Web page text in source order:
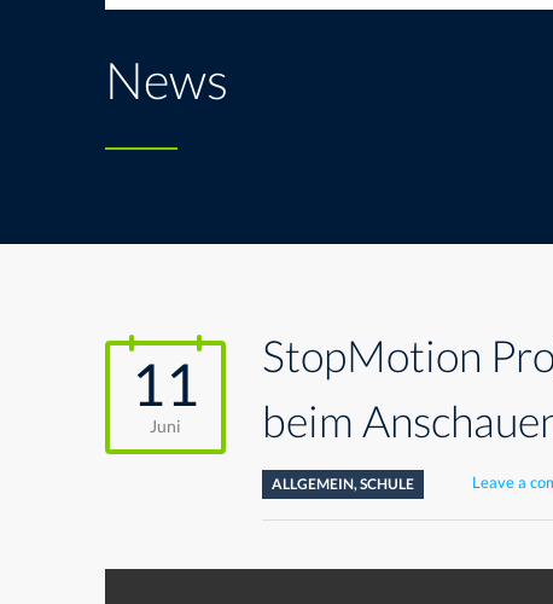
News
11
Juni
StopMotion
beim
ALLGEMEIN,SCHULE Leave a